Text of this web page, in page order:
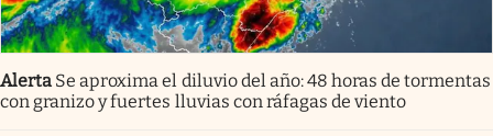
Alerta Se aproxima el diluvio del año: 48 horas de tormentas
con granizo y fuertes lluvias con ráfagas de viento